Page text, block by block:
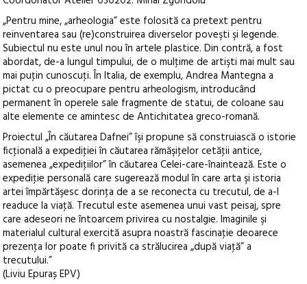
„Pentru mine, „arheologia” este folosită ca pretext pentru
reinventarea sau (re)construirea diverselor poveşti şi legende.
Subiectul nu este unul nou în artele plastice. Din contră, a fost
abordat, de-a lungul timpului, de o mulţime de artişti mai mult sau
mai puţin cunoscuţi. În Italia, de exemplu, Andrea Mantegna a
pictat cu o preocupare pentru arheologism, introducând
permanent în operele sale fragmente de statui, de coloane sau
alte elemente ce amintesc de Antichitatea greco-romană.
Proiectul „În căutarea Dafnei” îşi propune să construiască o istorie
ficţională a expediţiei în căutarea rămăşiţelor cetăţii antice,
asemenea „expediţiilor” în căutarea Celei-care-înaintează. Este o
expediţie personală care sugerează modul în care arta şi istoria
artei împărtăşesc dorinţa de a se reconecta cu trecutul, de a-l
readuce la viaţă. Trecutul este asemenea unui vast peisaj, spre
care adeseori ne întoarcem privirea cu nostalgie. Imaginile şi
materialul cultural exercită asupra noastră fascinaţie deoarece
prezenţa lor poate fi privită ca strălucirea „după viaţă” a
trecutului.”
(Liviu Epuraș EPV)